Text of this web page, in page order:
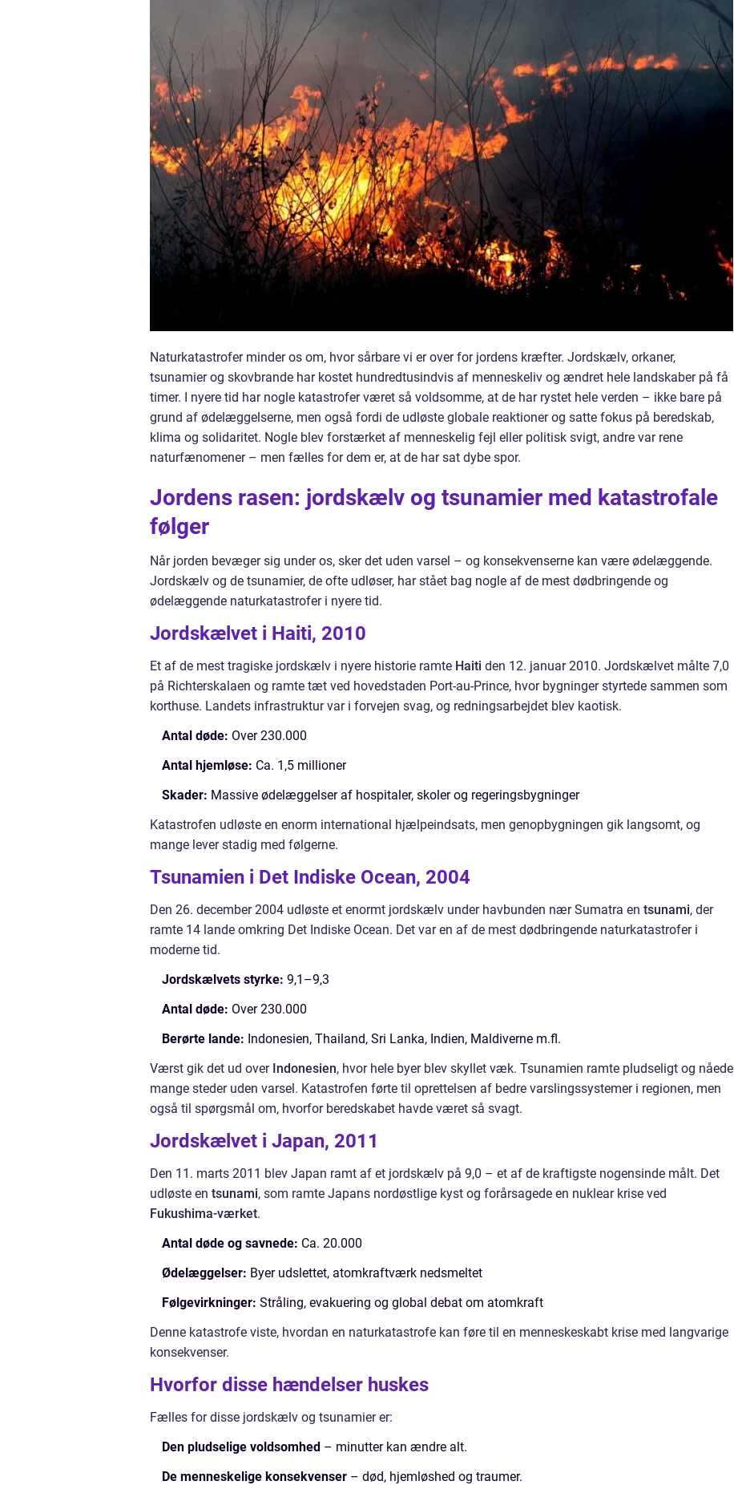
Naturkatastrofer minder os om, hvor sårbare vi er over for jordens kræfter. Jordskælv, orkaner,
tsunamier og skovbrande har kostet hundredtusindvis af menneskeliv og ændret hele landskaber på få
timer. I nyere tid har nogle katastrofer været så voldsomme, at de har rystet hele verden – ikke bare på
grund af ødelæggelserne, men også fordi de udløste globale reaktioner og satte fokus på beredskab,
klima og solidaritet. Nogle blev forstærket af menneskelig fejl eller politisk svigt, andre var rene
naturfænomener – men fælles for dem er, at de har sat dybe spor.
Jordens rasen: jordskælv og tsunamier med katastrofale
følger
Når jorden bevæger sig under os, sker det uden varsel – og konsekvenserne kan være ødelæggende.
Jordskælv og de tsunamier, de ofte udløser, har stået bag nogle af de mest dødbringende og
ødelæggende naturkatastrofer i nyere tid.
Jordskælvet i Haiti, 2010
Et af de mest tragiske jordskælv i nyere historie ramte Haiti den 12. januar 2010. Jordskælvet målte 7,0
på Richterskalaen og ramte tæt ved hovedstaden Port-au-Prince, hvor bygninger styrtede sammen som
korthuse. Landets infrastruktur var i forvejen svag, og redningsarbejdet blev kaotisk.
Antal døde: Over 230.000
Antal hjemløse: Ca. 1,5 millioner
Skader: Massive ødelæggelser af hospitaler, skoler og regeringsbygninger
Katastrofen udløste en enorm international hjælpeindsats, men genopbygningen gik langsomt, og
mange lever stadig med følgerne.
Tsunamien i Det Indiske Ocean, 2004
Den 26. december 2004 udløste et enormt jordskælv under havbunden nær Sumatra en tsunami, der
ramte 14 lande omkring Det Indiske Ocean. Det var en af de mest dødbringende naturkatastrofer i
moderne tid.
Jordskælvets styrke: 9,1–9,3
Antal døde: Over 230.000
Berørte lande: Indonesien, Thailand, Sri Lanka, Indien, Maldiverne m.fl.
Værst gik det ud over Indonesien, hvor hele byer blev skyllet væk. Tsunamien ramte pludseligt og nåede
mange steder uden varsel. Katastrofen førte til oprettelsen af bedre varslingssystemer i regionen, men
også til spørgsmål om, hvorfor beredskabet havde været så svagt.
Jordskælvet i Japan, 2011
Den 11. marts 2011 blev Japan ramt af et jordskælv på 9,0 – et af de kraftigste nogensinde målt. Det
udløste en tsunami, som ramte Japans nordøstlige kyst og forårsagede en nuklear krise ved
Fukushima-værket.
Antal døde og savnede: Ca. 20.000
Ødelæggelser: Byer udslettet, atomkraftværk nedsmeltet
Følgevirkninger: Stråling, evakuering og global debat om atomkraft
Denne katastrofe viste, hvordan en naturkatastrofe kan føre til en menneskeskabt krise med langvarige
konsekvenser.
Hvorfor disse hændelser huskes
Fælles for disse jordskælv og tsunamier er:
Den pludselige voldsomhed – minutter kan ændre alt.
De menneskelige konsekvenser – død, hjemløshed og traumer.